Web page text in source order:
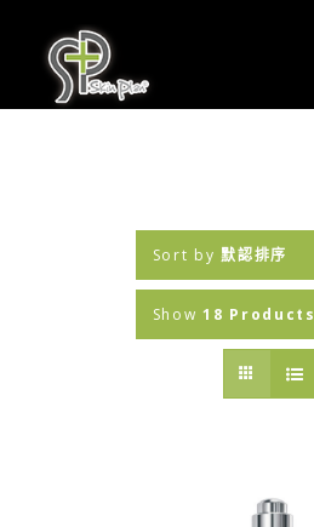
content
Sort by默認排序
Show 18 Products